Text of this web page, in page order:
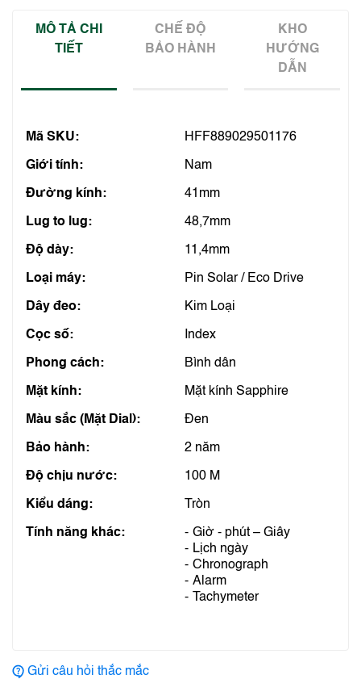
MÔ TẢ CHI
TIẾT
CHẾ ĐỘ
BẢO HÀNH
KHO
HƯỚNG
DẪN
Mã SKU: HFF889029501176
Giới tính: Nam
Đường kính: 41mm
Lug to lug: 48,7mm
Độ dày: 11,4mm
Loại máy: Pin Solar / Eco Drive
Dây đeo: Kim Loại
Cọc số: Index
Phong cách: Bình dân
Mặt kính: Mặt kính Sapphire
Màu sắc (Mặt Dial): Đen
Bảo hành: 2 năm
Độ chịu nước: 100 M
Kiểu dáng: Tròn
Tính năng khác:
Giờ - phút – Giây
Lịch ngày
Chronograph
Alarm
Tachymeter
Gửi câu hỏi thắc mắc